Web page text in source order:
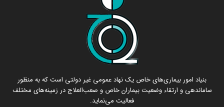
بنیاد امور بیماری‌های خاص یک نهاد عمومی غیر دولتی است که به منظور
ساماندهی و ارتقاء وضعیت بیماران خاص و صعب‌العلاج در زمینه‌های مختلف
فعالیت می‌نماید.